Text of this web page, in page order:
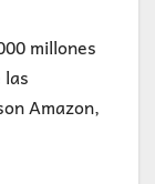
millones
Amazon,